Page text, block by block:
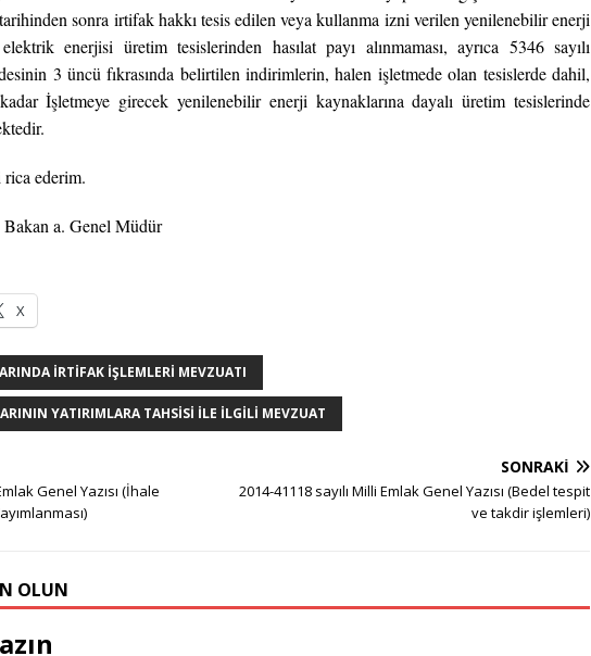
sonra irtifak hakkı tesis edilen veya kullanma izni verilen yenilenebilir enerji
enerjisi üretim tesislerinden hasılat payı alınmaması, ayrıca 5346 sayılı
3 üncü fıkrasında belirtilen indirimlerin, halen işletmede olan tesislerde dahil,
İşletmeye girecek yenilenebilir enerji kaynaklarına dayalı üretim tesislerinde
ederim.
Bakan a. Genel Müdür
X
İRTIFAK İŞLEMLERI MEVZUATI
YATIRIMLARA TAHSISI ILE İLGILI MEVZUAT
Genel Yazısı (İhale
SONRAKI
2014-41118 sayılı Milli Emlak Genel Yazısı (Bedel tespit
ve takdir işlemleri)
OLUN